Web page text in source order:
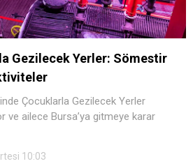
Gezilecek Yerler: Sömestir
Çocuklarla Gezilecek Yerler
ve ailece Bursa’ya gitmeye karar
10:03